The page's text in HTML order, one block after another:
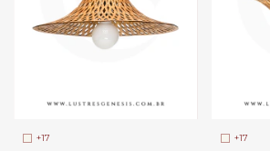
+17 +17